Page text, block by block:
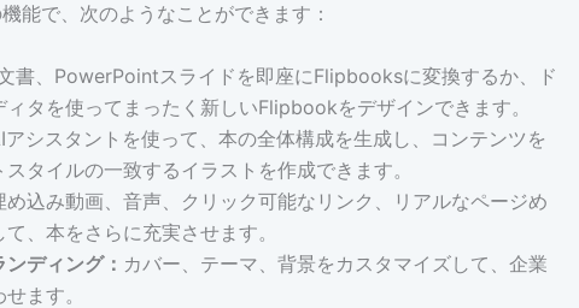
能で、次のようなことができます：
書、PowerPointスライドを即座にFlipbooksに変換するか、ド
タを使ってまったく新しいFlipbookをデザインできます。
シスタントを使って、本の全体構成を生成し、コンテンツを
タイルの一致するイラストを作成できます。
め込み動画、音声、クリック可能なリンク、リアルなページめ
、本をさらに充実させます。
ディング： カバー、テーマ、背景をカスタマイズして、企業
ます。